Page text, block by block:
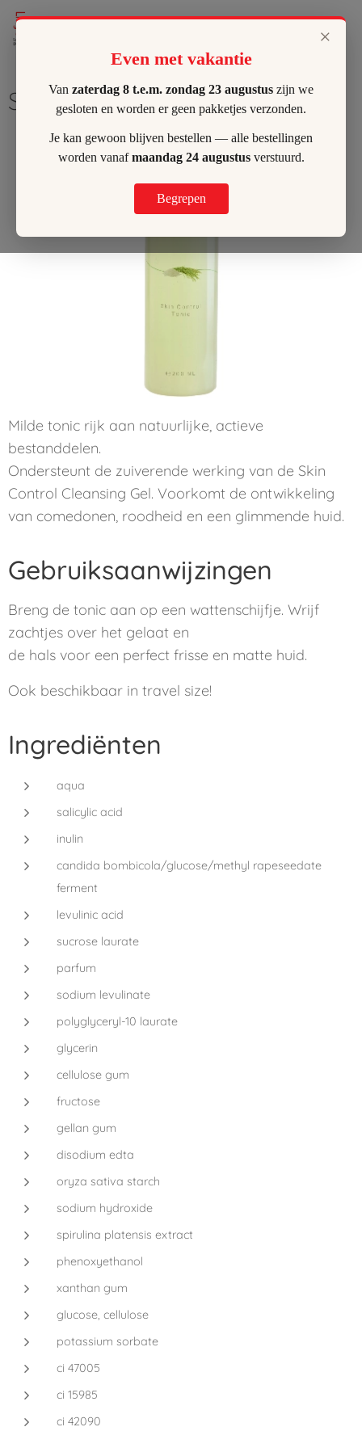
Skin Control Tonic
Milde tonic rijk aan natuurlijke, actieve
bestanddelen.
Ondersteunt de zuiverende werking van de Skin
Control Cleansing Gel. Voorkomt de ontwikkeling
van comedonen, roodheid en een glimmende huid.
Gebruiksaanwijzingen
Breng de tonic aan op een wattenschijfje. Wrijf
zachtjes over het gelaat en
de hals voor een perfect frisse en matte huid.
Ook beschikbaar in travel size!
Ingrediënten
aqua
salicylic acid
inulin
candida bombicola/glucose/methyl rapeseedate
ferment
levulinic acid
sucrose laurate
parfum
sodium levulinate
polyglyceryl-10 laura­te
glycerin
cellulose gum
fructose
gellan gum
disodium edta
oryza sativa starch
sodium hydroxide
spirulina platensis extract
phenoxyethanol
xanthan gum
glucose, cellulose
potassium sorbate
ci 47005
ci 15985
ci 42090
×
Even met vakantie
Van zaterdag 8 t.e.m. zondag 23 augustus zijn we
gesloten en worden er geen pakketjes verzonden.
Je kan gewoon blijven bestellen — alle bestellingen
worden vanafmaandag 24 augustusverstuurd.
Begrepen